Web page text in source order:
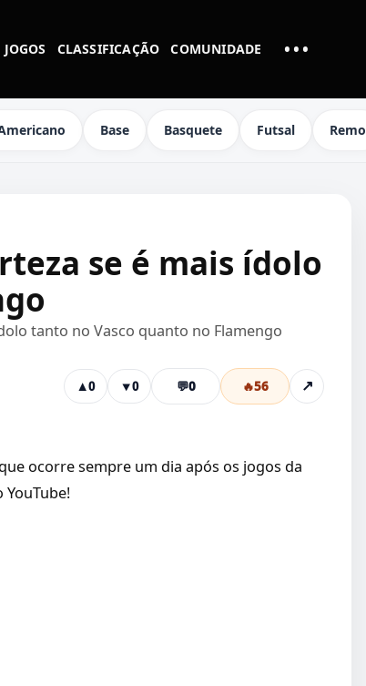
JOGOS CLASSIFICAÇÃO COMUNIDADE •••MAIS
Base Basquete Futsal Remo
se é mais ídolo
tanto no Vasco quanto no Flamengo
▲0 ▼0 💬0 🔥56 ↗
ocorre sempre um dia após os jogos da
YouTube!